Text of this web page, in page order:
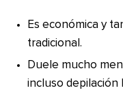
Es económica y
tradicional.
Duele mucho
incluso depilación